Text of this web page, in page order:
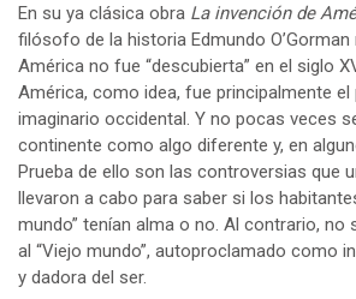
En su ya clásica obra La invención de
filósofo de la historia Edmundo
América no fue “descubierta” en el siglo
América, como idea, fue principalmente el
imaginario occidental. Y no pocas veces
continente como algo diferente y, en
Prueba de ello son las controversias que
llevaron a cabo para saber si los
mundo” tenían alma o no. Al contrario, no
al “Viejo mundo”, autoproclamado como
y dadora del ser.